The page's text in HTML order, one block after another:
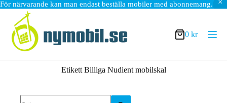
För närvarande kan man endast beställa mobiler med abonnemang.
innehåll
Varukorg
0 kr
EtikettBilliga Nudient mobilskal